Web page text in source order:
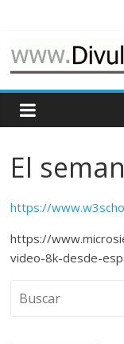
contenido
Cosas
con
la
divulgación
la
ciencia
El
https://
https://
video-8k-desde-